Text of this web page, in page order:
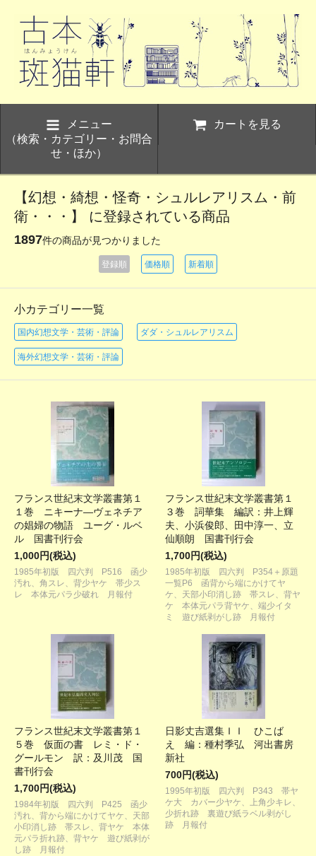
メニュー
（検索・カテゴリー・お問合
せ・ほか）
カートを見る
【幻想・綺想・怪奇・シュルレアリスム・前
衛・・・】 に登録されている商品
1897件の商品が見つかりました
登録順 価格順 新着順
小カテゴリー一覧
国内幻想文学・芸術・評論 ダダ・シュルレアリスム
海外幻想文学・芸術・評論
フランス世紀末文学叢書第１
１巻 ニキーナ―ヴェネチア
の娼婦の物語 ユーグ・ルベ
ル 国書刊行会
1,000円(税込)
1985年初版 四六判 P516 函少
汚れ、角スレ、背少ヤケ 帯少ス
レ 本体元パラ少破れ 月報付
フランス世紀末文学叢書第１
３巻 詞華集 編訳：井上輝
夫、小浜俊郎、田中淳一、立
仙順朗 国書刊行会
1,700円(税込)
1985年初版 四六判 P354＋原題
一覧P6 函背から端にかけてヤ
ケ、天部小印消し跡 帯スレ、背ヤ
ケ 本体元パラ背ヤケ、端少イタ
ミ 遊び紙剥がし跡 月報付
フランス世紀末文学叢書第１
５巻 仮面の書 レミ・ド・
グールモン 訳：及川茂 国
書刊行会
1,700円(税込)
1984年初版 四六判 P425 函少
汚れ、背から端にかけてヤケ、天部
小印消し跡 帯スレ、背ヤケ 本体
元パラ折れ跡、背ヤケ 遊び紙剥が
し跡 月報付
日影丈吉選集ＩＩ ひこば
え 編：種村季弘 河出書房
新社
700円(税込)
1995年初版 四六判 P343 帯ヤ
ケ大 カバー少ヤケ、上角少キレ、
少折れ跡 裏遊び紙ラベル剥がし
跡 月報付